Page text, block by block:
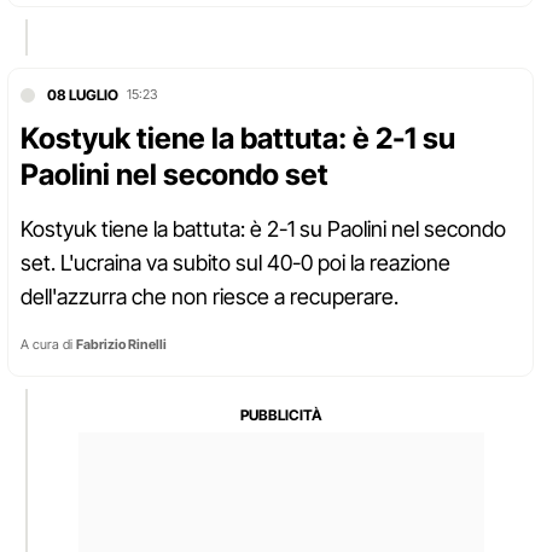
08 LUGLIO 15:23
Kostyuk tiene la battuta: è 2-1 su
Paolini nel secondo set
Kostyuk tiene la battuta: è 2-1 su Paolini nel secondo
set. L'ucraina va subito sul 40-0 poi la reazione
dell'azzurra che non riesce a recuperare.
A cura di Fabrizio Rinelli